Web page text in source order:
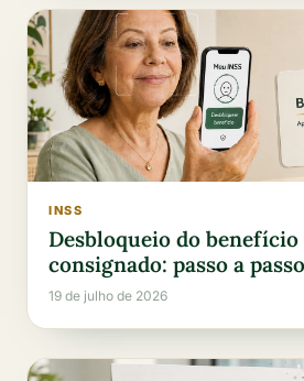
INSS
Desbloqueio do benefício
consignado: passo a
19 de julho de 2026